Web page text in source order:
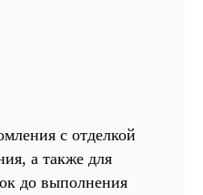
с отделкой
а также для
до выполнения